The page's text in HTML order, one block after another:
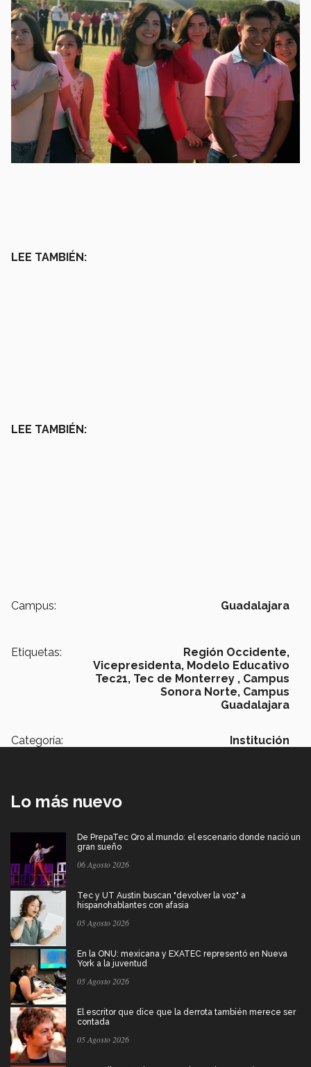
LEE TAMBIÉN:
LEE TAMBIÉN:
Campus: Guadalajara
Etiquetas:
Región Occidente,
Vicepresidenta, Modelo Educativo
Tec21, Tec de Monterrey , Campus
Sonora Norte, Campus
Guadalajara
Categoría: Institución
Lo más nuevo
De PrepaTec Qro al mundo: el escenario donde nació un
gran sueño
06 Agosto 2026
Tec y UT Austin buscan "devolver la voz" a
hispanohablantes con afasia
05 Agosto 2026
En la ONU: mexicana y EXATEC representó en Nueva
York a la juventud
05 Agosto 2026
El escritor que dice que la derrota también merece ser
contada
05 Agosto 2026